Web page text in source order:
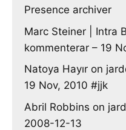
Presence archiver
Marc Steiner | Intra
kommenterar – 19
Natoya Hayır on
19 Nov, 2010 #jjk
Abril Robbins on
2008-12-13